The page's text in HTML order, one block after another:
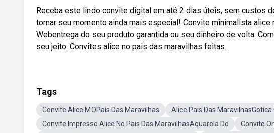
Receba este lindo convite digital em até 2 dias úteis, sem custos
tornar seu momento ainda mais especial! Convite minimalista
Webentrega do seu produto garantida ou seu dinheiro de volta.
seu jeito. Convites alice no pais das maravilhas feitas.
Tags
Convite Alice MOPais Das Maravilhas
Alice Pais Das MaravilhasGotica
Convite Impresso Alice No Pais Das MaravilhasAquarela Do
Convite